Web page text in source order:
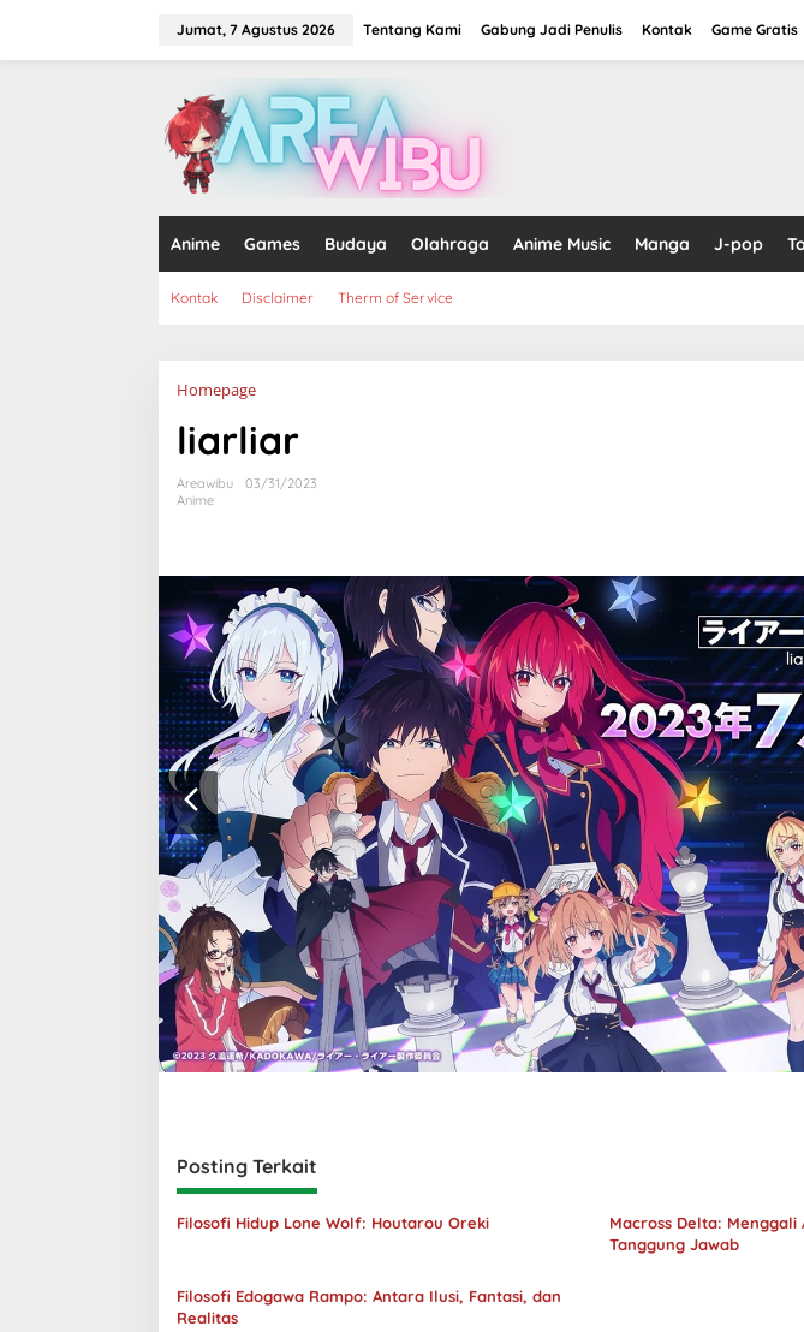
Jumat, 7 Agustus 2026 Tentang Kami Gabung Jadi Penulis Kontak Game Gratis
Anime Games Budaya Olahraga Anime Music Manga J-pop
Kontak Disclaimer Therm of Service
HomepageLampiran
liarliar
Areawibu
03/31/2023
Anime
Posting Terkait
Filosofi Hidup Lone Wolf: Houtarou Oreki
Macross Delta:
Tanggung Jawab
Filosofi Edogawa Rampo: Antara Ilusi, Fantasi, dan
Realitas